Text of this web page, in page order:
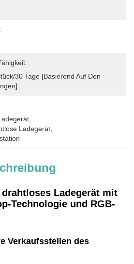
30 Tage [basierend Auf Den
Ladegerät
Ladegerät mit
Technologie und RGB-
Verkaufsstellen des